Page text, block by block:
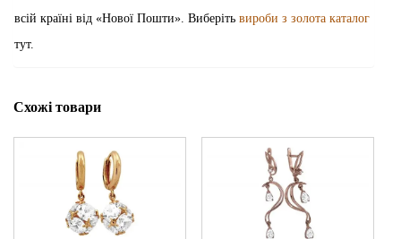
всій країні від «Нової Пошти». Виберіть вироби з золота каталог
тут.
Схожі товари